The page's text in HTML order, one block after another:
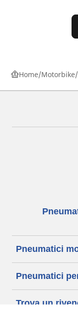
Home Motorbike
Pneumatici
Pneumatici
Trova un